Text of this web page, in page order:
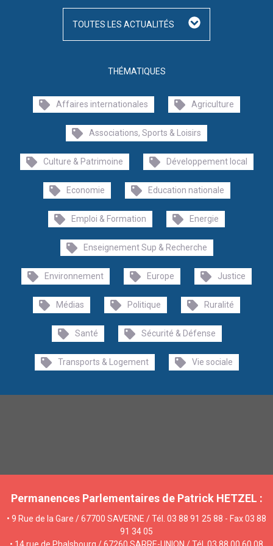
THÉMATIQUES
Affaires internationales Agriculture
Associations, Sports & Loisirs
Culture & Patrimoine Développement local
Economie Education nationale
Emploi & Formation Energie
Enseignement Sup & Recherche
Environnement Europe Justice
Médias Politique Ruralité
Santé Sécurité & Défense
Transports & Logement Vie sociale
TOUTES LES ACTUALITÉS
Permanences Parlementaires de Patrick HETZEL :
• 9 Rue de la Gare / 67700 SAVERNE / Tél. 03 88 91 25 88 - Fax 03 88
91 34 05